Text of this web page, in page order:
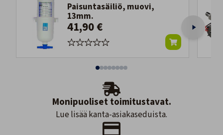
Paisuntasäiliö, muovi,
13mm.
41,90 €
Monipuoliset toimitustavat.
Lue lisää kanta-asiakaseduista.